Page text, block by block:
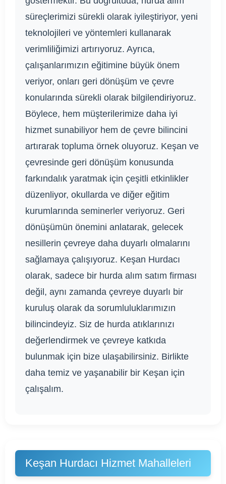
süreçlerimizi sürekli olarak iyileştiriyor, yeni
teknolojileri ve yöntemleri kullanarak
verimliliğimizi artırıyoruz. Ayrıca,
çalışanlarımızın eğitimine büyük önem
veriyor, onları geri dönüşüm ve çevre
konularında sürekli olarak bilgilendiriyoruz.
Böylece, hem müşterilerimize daha iyi
hizmet sunabiliyor hem de çevre bilincini
artırarak topluma örnek oluyoruz. Keşan ve
çevresinde geri dönüşüm konusunda
farkındalık yaratmak için çeşitli etkinlikler
düzenliyor, okullarda ve diğer eğitim
kurumlarında seminerler veriyoruz. Geri
dönüşümün önemini anlatarak, gelecek
nesillerin çevreye daha duyarlı olmalarını
sağlamaya çalışıyoruz. Keşan Hurdacı
olarak, sadece bir hurda alım satım firması
değil, aynı zamanda çevreye duyarlı bir
kuruluş olarak da sorumluluklarımızın
bilincindeyiz. Siz de hurda atıklarınızı
değerlendirmek ve çevreye katkıda
bulunmak için bize ulaşabilirsiniz. Birlikte
daha temiz ve yaşanabilir bir Keşan için
çalışalım.
Keşan Hurdacı Hizmet Mahalleleri